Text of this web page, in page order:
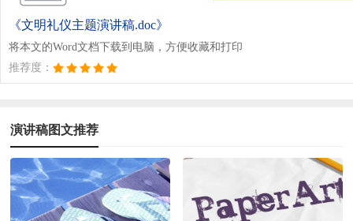
《文明礼仪主题演讲稿.doc》
将本文的Word文档下载到电脑，方便收藏和打印
推荐度：
演讲稿图文推荐